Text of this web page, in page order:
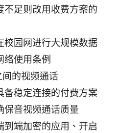
不足则改用收费方案的
校园网进行大规模数据
络使用条例
的视频通话
备稳定连接的付费方案
保音视频通话质量
到端加密的应用、开启